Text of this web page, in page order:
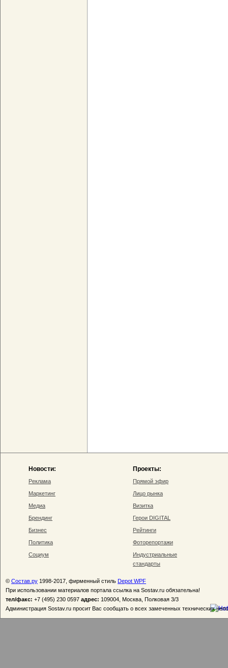
Новости:
Реклама
Маркетинг
Медиа
Брендинг
Бизнес
Политика
Социум
Проекты:
Прямой эфир
Лицо рынка
Визитка
Герои DIGITAL
Рейтинги
Фоторепортажи
Индустриальные
стандарты
© Состав.ру 1998-2017, фирменный стиль Depot WPF
При использовании материалов портала ссылка на Sostav.ru обязательна!
тел/факс: +7 (495) 230 0597 адрес: 109004, Москва, Полковая 3/3
Администрация Sostav.ru просит Вас сообщать о всех замеченных технических